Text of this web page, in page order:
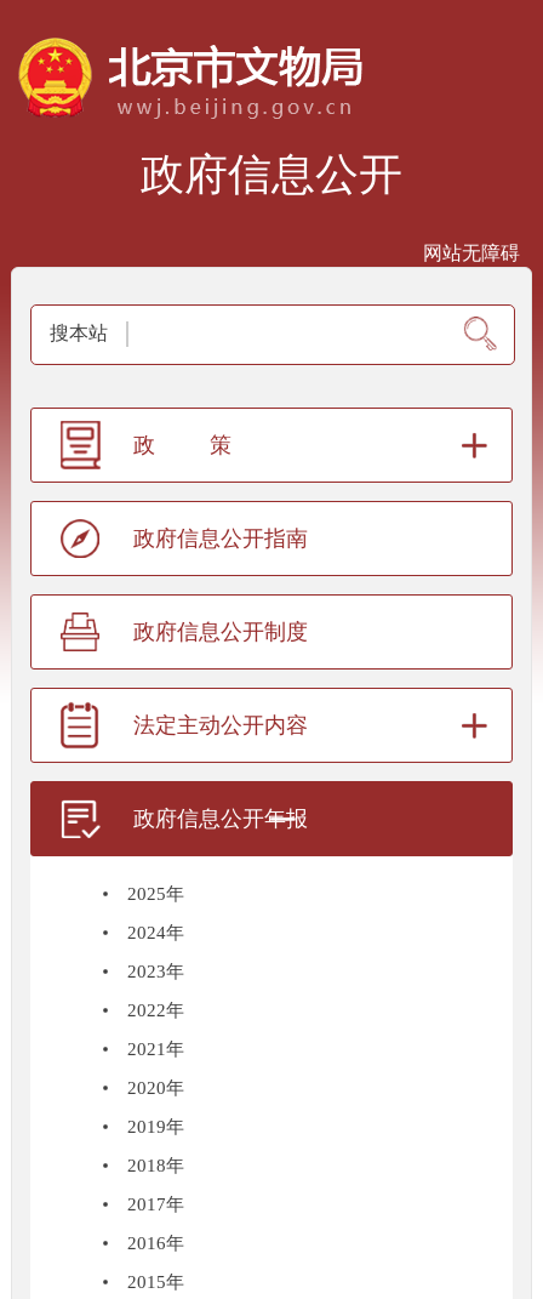
政府信息公开
网站无障碍
搜本站
政策
政府信息公开指南
政府信息公开制度
法定主动公开内容
政府信息公开年报
2025年
2024年
2023年
2022年
2021年
2020年
2019年
2018年
2017年
2016年
2015年